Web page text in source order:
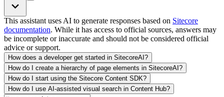
This assistant uses AI to generate responses based on Sitecore
documentation. While it has access to official sources, answers may
be incomplete or inaccurate and should not be considered official
advice or support.
How does a developer get started in SitecoreAI?
How do I create a hierarchy of page elements in SitecoreAI?
How do I start using the Sitecore Content SDK?
How do I use AI-assisted visual search in Content Hub?